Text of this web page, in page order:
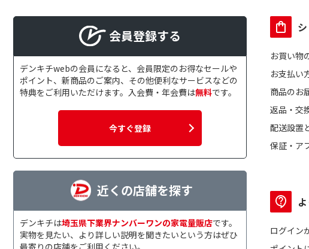
会員登録する
デンキチwebの会員になると、会員限定のお得なセールや
ポイント、新商品のご案内、その他便利なサービスなどの
特典をご利用いただけます。入会費・年会費は無料です。
今すぐ登録
近くの店舗を探す
デンキチは埼玉県下業界ナンバーワンの家電量販店です。
実物を見たい、より詳しい説明を聞きたいという方はぜひ
最寄りの店舗をご利用ください。
お買い物
お支払い
商品のお
返品・交
配送設置
保証・ア
ログイン